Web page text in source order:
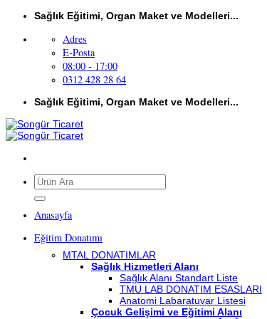
İçeriğeSağlık Eğitimi, Organ Maket ve Modelleri...
Adres
E-Posta
08:00 - 17:00
0312 428 28 64
Sağlık Eğitimi, Organ Maket ve Modelleri...
Ara:
Anasayfa
Eğitim Donatımı
MTAL DONATIMLAR
Sağlık Hizmetleri Alanı
Sağlık Alanı Standart Liste
TMU LAB DONATIM ESASLARI
Anatomi Labaratuvar Listesi
Çocuk Gelişimi ve Eğitimi Alanı